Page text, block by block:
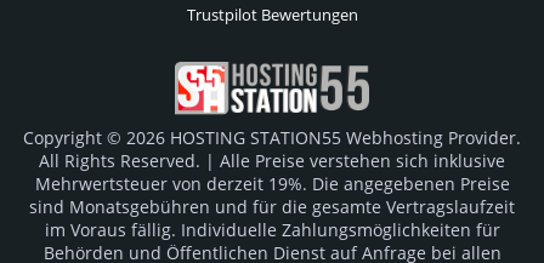
Trustpilot Bewertungen
Copyright © 2026 HOSTING STATION55 Webhosting Provider.
All Rights Reserved. | Alle Preise verstehen sich inklusive
Mehrwertsteuer von derzeit 19%. Die angegebenen Preise
sind Monatsgebühren und für die gesamte Vertragslaufzeit
im Voraus fällig. Individuelle Zahlungsmöglichkeiten für
Behörden und Öffentlichen Dienst auf Anfrage bei allen